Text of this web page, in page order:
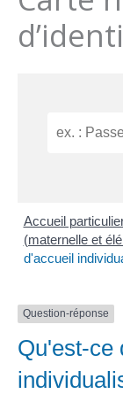
Accueil
(maternelle et
d'accueil
Question-réponse
Qu'est-ce